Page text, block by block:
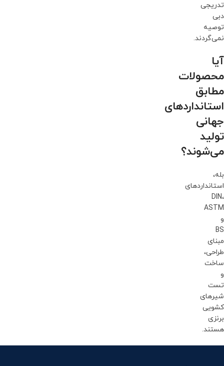
تدریجی
دبی
توصیه
نمی‌گردند.
آیا
محصولات
مطابق
استانداردهای
جهانی
تولید
می‌شوند؟
بله،
استانداردهای
DIN،
ASTM
و
BS
مبنای
طراحی،
ساخت
و
تست
شیرهای
کشویی
برنزی
هستند.